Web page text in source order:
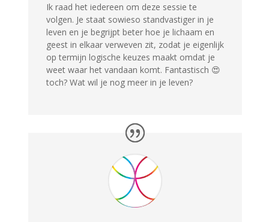
Ik raad het iedereen om deze sessie te
volgen. Je staat sowieso standvastiger in je
leven en je begrijpt beter hoe je lichaam en
geest in elkaar verweven zit, zodat je eigenlijk
op termijn logische keuzes maakt omdat je
weet waar het vandaan komt. Fantastisch 😍
toch? Wat wil je nog meer in je leven?